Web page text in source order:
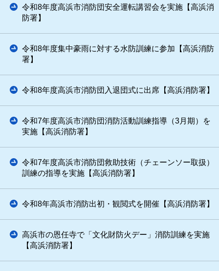
令和8年度高浜市消防団安全運転講習会を実施【高浜消
防署】
令和8年度集中豪雨に対する水防訓練に参加【高浜消防
署】
令和8年度高浜市消防団入退団式に出席【高浜消防署】
令和7年度高浜市消防団消防活動訓練指導（3月期）を
実施【高浜消防署】
令和7年度高浜市消防団救助技術（チェーンソー取扱）
訓練の指導を実施【高浜消防署】
令和8年高浜市消防出初・観閲式を開催【高浜消防署】
高浜市の恩任寺で「文化財防火デー」消防訓練を実施
【高浜消防署】